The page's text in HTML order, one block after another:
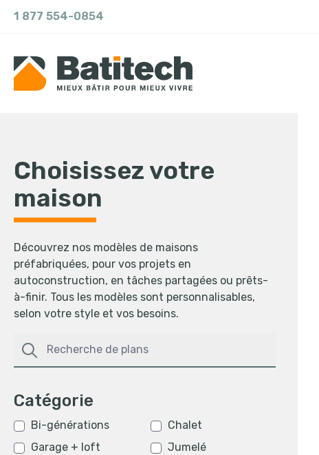
1 877 554-0854
Choisissez votre
maison
Découvrez nos modèles de maisons
préfabriquées, pour vos projets en
autoconstruction, en tâches partagées ou prêts-
à-finir. Tous les modèles sont personnalisables,
selon votre style et vos besoins.
Catégorie
Bi-générations
Chalet
Garage + loft
Jumelé